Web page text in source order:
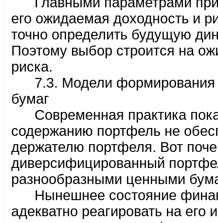
его ожидаемая доходность и
точно определить будущую
Поэтому выбор строится на
риска.
7.3. Модели формирования
бумаг
Современная практика
содержанию портфель не
держателю портфеля. Вот
диверсифицированный
разнообразными ценными
Нынешнее состояние
адекватно реагировать на